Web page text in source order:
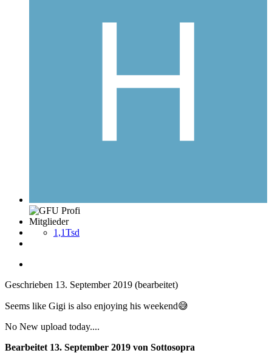
Mitglieder
1,1Tsd
Geschrieben 13. September 2019 (bearbeitet)
Seems like Gigi is also enjoying his weekend😅
No New upload today....
Bearbeitet 13. September 2019 von Sottosopra